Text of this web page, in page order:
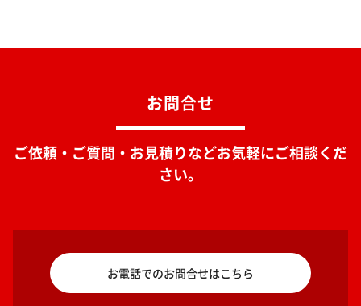
お問合せ
ご依頼・ご質問・お見積りなどお気軽にご相談くだ
さい。
お電話でのお問合せはこちら